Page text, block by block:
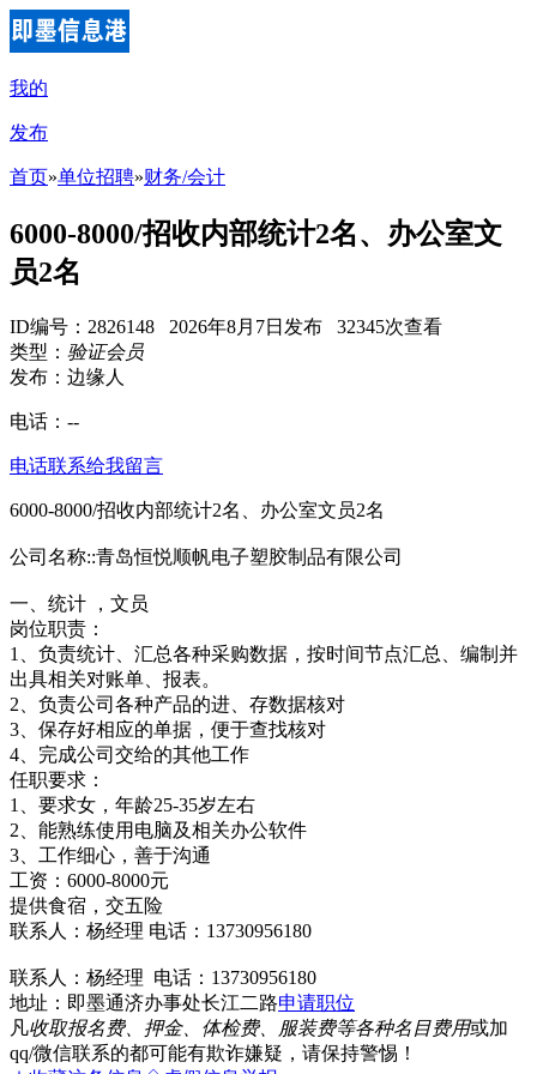
我的
发布
首页»单位招聘»财务/会计
6000-8000/招收内部统计2名、办公室文
员2名
ID编号：2826148 2026年8月7日发布 32345次查看
类型： 验证会员
发布：边缘人
电话： --
电话联系给我留言
6000-8000/招收内部统计2名、办公室文员2名
公司名称::青岛恒悦顺帆电子塑胶制品有限公司
一、统计 ，文员
岗位职责：
1、负责统计、汇总各种采购数据，按时间节点汇总、编制并
出具相关对账单、报表。
2、负责公司各种产品的进、存数据核对
3、保存好相应的单据，便于查找核对
4、完成公司交给的其他工作
任职要求：
1、要求女，年龄25-35岁左右
2、能熟练使用电脑及相关办公软件
3、工作细心，善于沟通
工资：6000-8000元
提供食宿，交五险
联系人：杨经理 电话：13730956180
联系人：杨经理 电话：13730956180
地址：即墨通济办事处长江二路申请职位
凡收取报名费、押金、体检费、服装费等各种名目费用或加
qq/微信联系的都可能有欺诈嫌疑，请保持警惕！